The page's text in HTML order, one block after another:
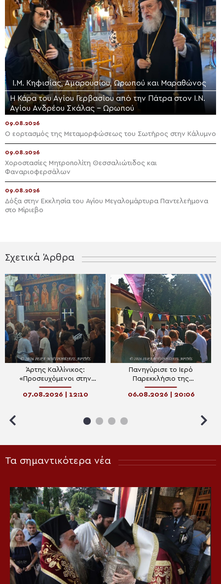
Ι.Μ. Κηφισίας, Αμαρουσίου, Ωρωπού και Μαραθώνος
Η Κάρα του Αγίου Γερβασίου από την Πάτρα στον Ι.Ν.
Αγίου Ανδρέου Σκάλας – Ωρωπού
09.08.2026
Ο εορτασμός της Μεταμορφώσεως του Σωτήρος στην Κάλυμνο
09.08.2026
Χοροστασίες Μητροπολίτη Θεσσαλιώτιδος και
Φαναριοφερσάλων
09.08.2026
Δόξα στην Εκκλησία του Αγίου Μεγαλομάρτυρα Παντελεήμονα
στο Μίριεβο
Σχετικά Άρθρα
Άρτης Καλλίνικος:
«Προσευχόμενοι στην
Παναγία, συναντάμε τον
Χριστό»
07.08.2026 | 12:10
Πανηγύρισε το Ιερό
Παρεκκλήσιο της
Μεταμορφώσεως στις
Κατασκηνώσεις Αρρένων
06.08.2026 | 20:06
Τα σημαντικότερα νέα